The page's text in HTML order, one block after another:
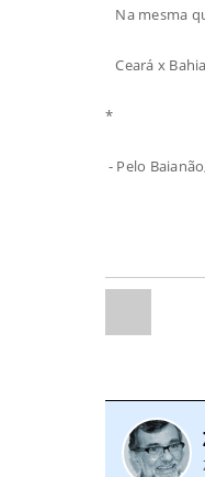
Na mesma
Ceará x
*
- Pelo